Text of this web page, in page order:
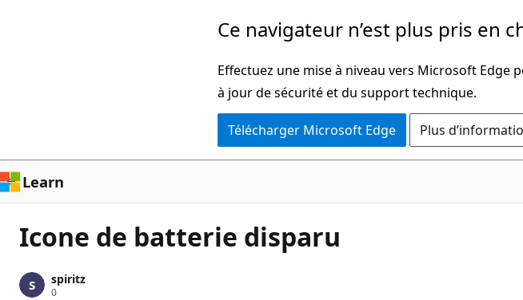
Ce navigateur n’est plus pris en
Effectuez une mise à niveau vers Microsoft
à jour de sécurité et du support technique.
Télécharger Microsoft Edge Plus
Learn
Icone de batterie disparu
spiritz
0P